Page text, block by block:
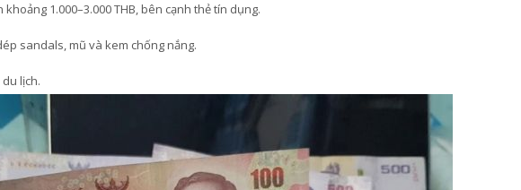
1.000–3.000 THB, bên cạnh thẻ tín dụng.
sandals, mũ và kem chống nắng.
lịch.